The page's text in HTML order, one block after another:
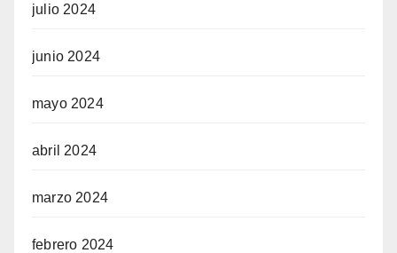
julio 2024
junio 2024
mayo 2024
abril 2024
marzo 2024
febrero 2024